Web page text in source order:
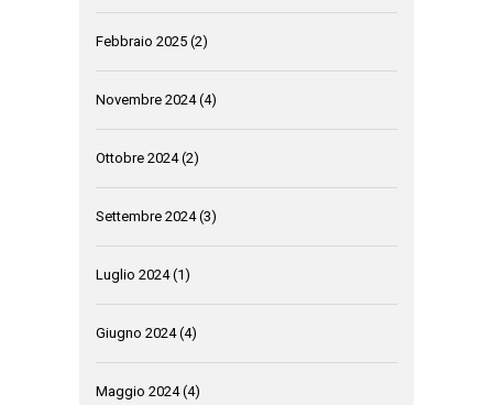
Febbraio 2025 (2)
Novembre 2024(4)
Ottobre 2024(2)
Settembre 2024(3)
Luglio 2024(1)
Giugno 2024(4)
Maggio 2024(4)